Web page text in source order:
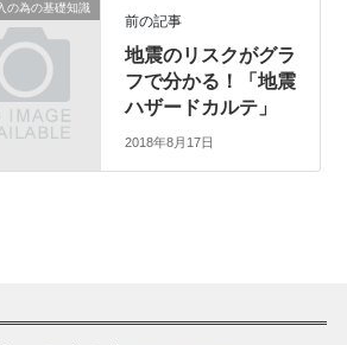
の為の基礎知識
前の記事
地震のリスクがグラ
フで分かる！「地震
ハザードカルテ」
2018年8月17日